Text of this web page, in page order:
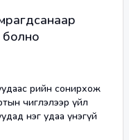
болно
өөрийн сонирхож
чиглэлээр үйл
нэг удаа үнэгүй